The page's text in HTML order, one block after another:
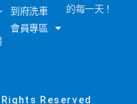
到府洗車
會員專區
的每一天！
Rights Reserved